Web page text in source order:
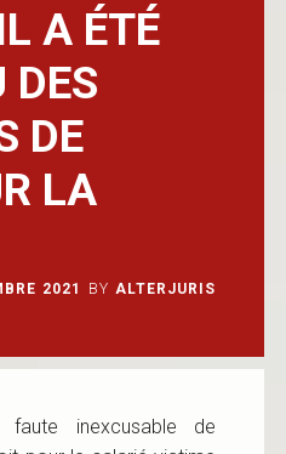
A ÉTÉ
DES
DE
LA
2021 BY ALTERJURIS
inexcusable de